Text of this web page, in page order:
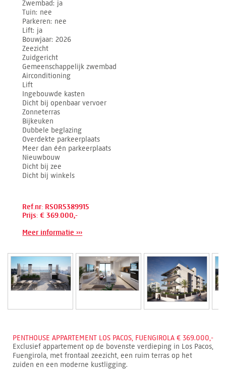
Zwembad ja
Tuin nee
Parkeren nee
Lift ja
Bouwjaar 2026
Zeezicht
Zuidgericht
Gemeenschappelijk zwembad
Airconditioning
Lift
Ingebouwde kasten
Dicht bij openbaar vervoer
Zonneterras
Bijkeuken
Dubbele beglazing
Overdekte parkeerplaats
Meer dan één parkeerplaats
Nieuwbouw
Dicht bij zee
Dicht bij winkels
Ref.nr: RSOR5389915
Prijs: € 369.000,-
Meer informatie ›››
PENTHOUSE APPARTEMENT LOS PACOS, FUENGIROLA € 369.000,-
Exclusief appartement op de bovenste verdieping in Los Pacos,
Fuengirola, met frontaal zeezicht, een ruim terras op het
zuiden en een moderne kustligging.